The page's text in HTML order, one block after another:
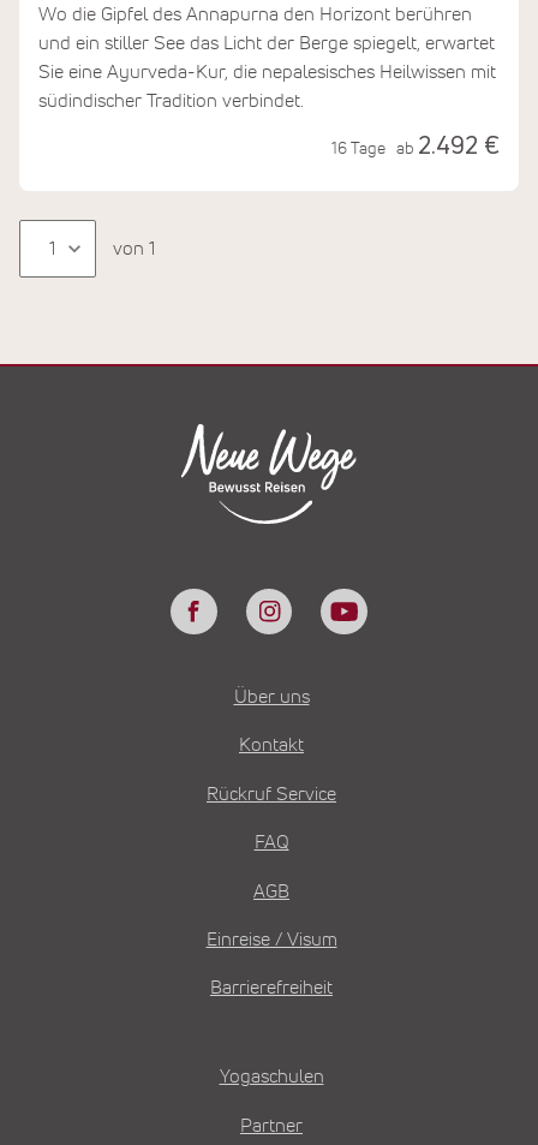
Wo die Gipfel des Annapurna den Horizont berühren
und ein stiller See das Licht der Berge spiegelt, erwartet
Sie eine Ayurveda-Kur, die nepalesisches Heilwissen mit
südindischer Tradition verbindet.
16 Tage ab 2.492 €
von 1
Über uns
Kontakt
Rückruf Service
FAQ
AGB
Einreise / Visum
Barrierefreiheit
Yogaschulen
Partner